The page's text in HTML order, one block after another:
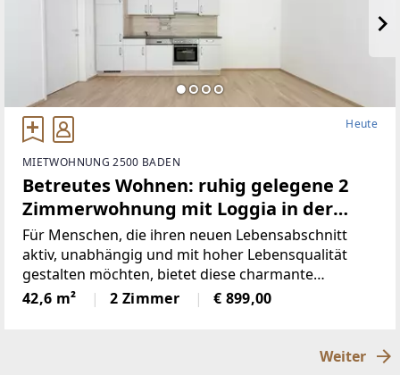
Heute
MIETWOHNUNG 2500 BADEN
Betreutes Wohnen: ruhig gelegene 2
Zimmerwohnung mit Loggia in der
Fußgängerzone
Für Menschen, die ihren neuen Lebensabschnitt
aktiv, unabhängig und mit hoher Lebensqualität
gestalten möchten, bietet diese charmante
Wohnanlage ein Wohnkonzept, das Komfort,
Sicherheit und persönliche Freiheit harmonisch
42,6 m² 2 Zimmer € 899,00
Weiter